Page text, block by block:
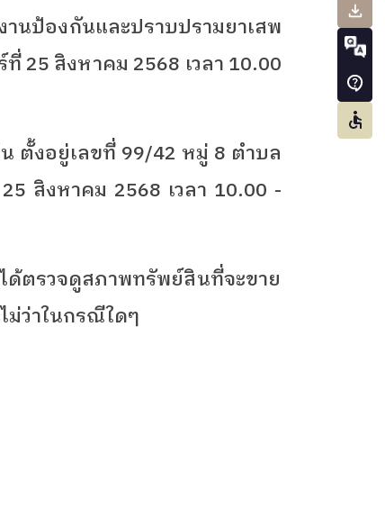
นป้องกันและปราบปรามยาเสพ
25 สิงหาคม 2568 เวลา 10.00
ตั้งอยู่เลขที่ 99/42 หมู่ 8 ตำบล
สิงหาคม 2568 เวลา 10.00 -
ด้ตรวจดูสภาพทรัพย์สินที่จะขาย
ว่าในกรณีใดๆ